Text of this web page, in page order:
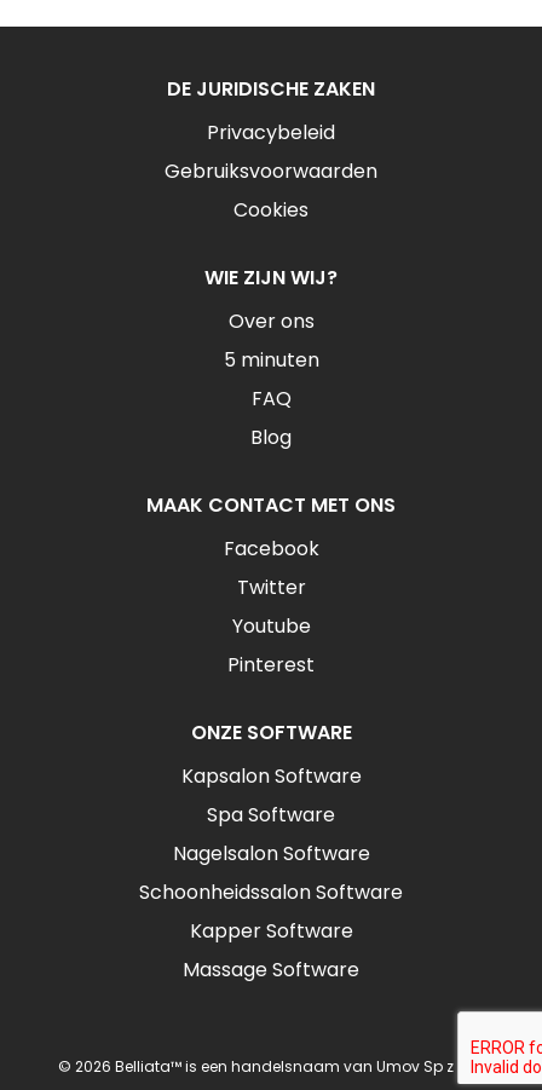
DE JURIDISCHE ZAKEN
Privacybeleid
Gebruiksvoorwaarden
Cookies
WIE ZIJN WIJ?
Over ons
5 minuten
FAQ
Blog
MAAK CONTACT MET ONS
Facebook
Twitter
Youtube
Pinterest
ONZE SOFTWARE
Kapsalon Software
Spa Software
Nagelsalon Software
Schoonheidssalon Software
Kapper Software
Massage Software
© 2026 Belliata™ is een handelsnaam van Umov Sp z o.o.